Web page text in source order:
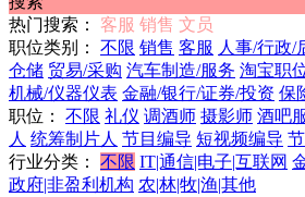
热门搜索：
客服 销售 文员
职位类别：
不限 销售 客服 人事/行政/
仓储 贸易/采购 汽车制造/服务 淘宝职
机械/仪器仪表 金融/银行/证券/投资 保
职位：
不限 礼仪 调酒师 摄影师 酒吧
人 统筹制片人 节目编导 短视频编导
行业分类：
不限 IT|通信|电子|互联网
政府|非盈利机构 农|林|牧|渔|其他